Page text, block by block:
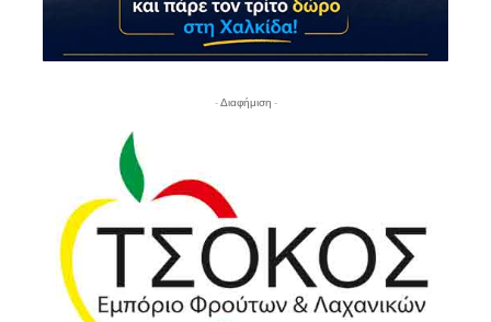
- Διαφήμιση -